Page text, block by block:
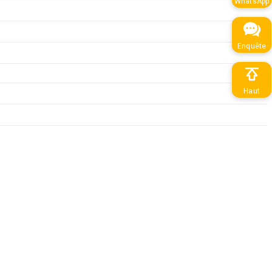
Enquête
Haut